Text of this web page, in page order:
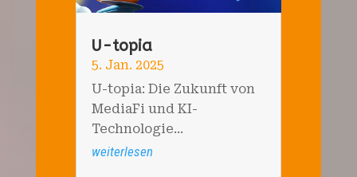
U-topia
5. Jan. 2025
U-topia: Die Zukunft von
MediaFi und KI-
Technologie...
weiterlesen